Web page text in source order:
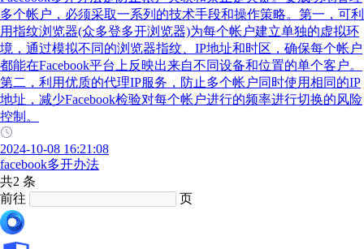
多个帐户，必须采取一系列的技术手段和操作策略。第一，可利
用指纹浏览器(众多登多开浏览器)为每个帐户建立单独的虚拟环
境，通过模拟不同的浏览器指纹、IP地址和时区，确保每个帐户
都能在Facebook平台上反映出来自不同设备和位置的单个客户。
第二，利用优质的代理IP服务，防止多个帐户同时使用相同的IP
地址，减少Facebook检验对每个帐户进行的频率进行切换的风险
控制。
2024-10-08 16:21:08
facebook多开办法
共2 条
前往
页